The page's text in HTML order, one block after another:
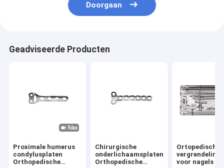
Doorgaan
Geadviseerde Producten
Proximale humerus
condylusplaten
Orthopedische
Chirurgische
onderlichaamsplaten
Orthopedische
Ortopedisch
voor nagels